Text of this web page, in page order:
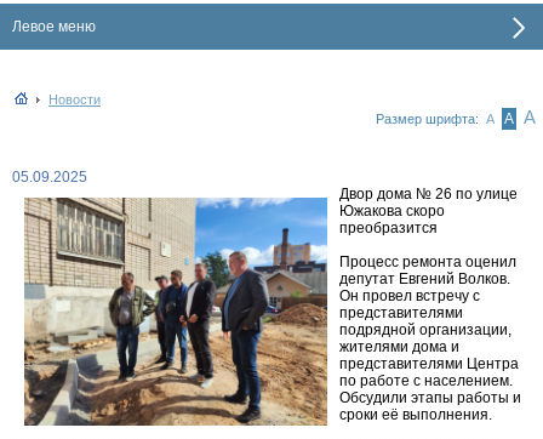
Левое меню
Новости
Размер шрифта: А А А
05.09.2025
Двор дома № 26 по улице
Южакова скоро
преобразится
Процесс ремонта оценил
депутат Евгений Волков.
Он провел встречу с
представителями
подрядной организации,
жителями дома и
представителями Центра
по работе с населением.
Обсудили этапы работы и
сроки её выполнения.